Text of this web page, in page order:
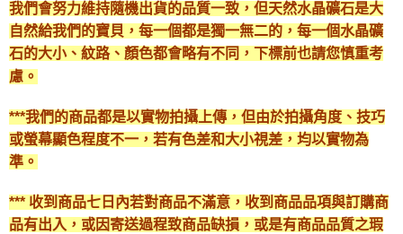
我們會努力維持隨機出貨的品質一致，但天然水晶礦石是大
自然給我們的寶貝，每一個都是獨一無二的，每一個水晶礦
石的大小、紋路、顏色都會略有不同，下標前也請您慎重考
慮。
***我們的商品都是以實物拍攝上傳，但由於拍攝角度、技巧
或螢幕顯色程度不一，若有色差和大小視差，均以實物為
準。
*** 收到商品七日內若對商品不滿意，收到商品品項與訂購商
品有出入，或因寄送過程致商品缺損，或是有商品品質之瑕